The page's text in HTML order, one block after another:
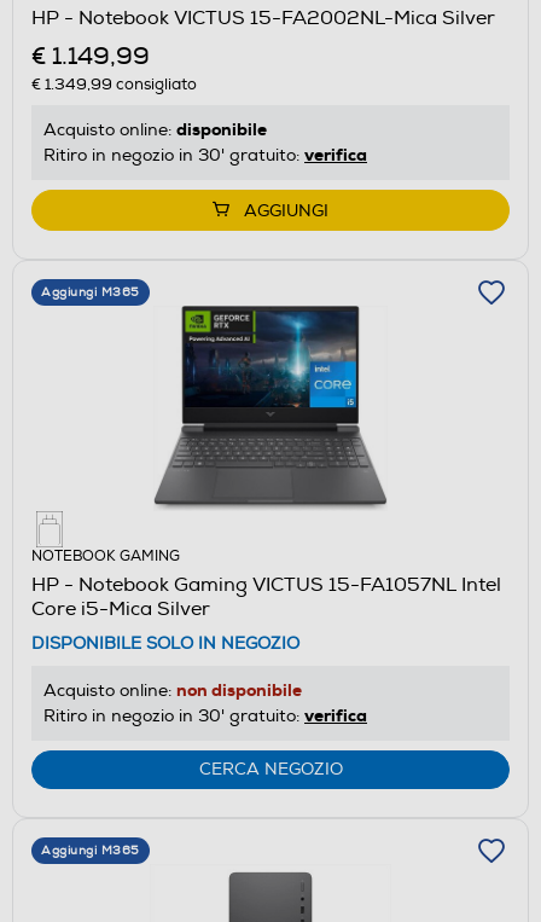
HP - Notebook VICTUS 15-FA2002NL-Mica Silver
€ 1.149,99
€ 1.349,99 consigliato
Acquisto online: disponibile
Ritiro in negozio in 30' gratuito: verifica
AGGIUNGI
Aggiungi M365
NOTEBOOK GAMING
HP - Notebook Gaming VICTUS 15-FA1057NL Intel
Core i5-Mica Silver
DISPONIBILE SOLO IN NEGOZIO
Acquisto online: non disponibile
Ritiro in negozio in 30' gratuito: verifica
CERCA NEGOZIO
Aggiungi M365